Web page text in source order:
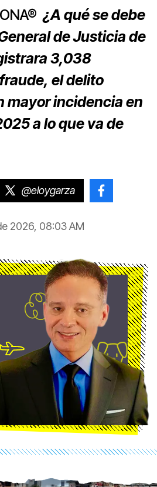
¿A qué se debe
de Justicia de
3,038
el delito
mayor incidencia en
a lo que va de
@eloygarza
2026, 08:03 AM